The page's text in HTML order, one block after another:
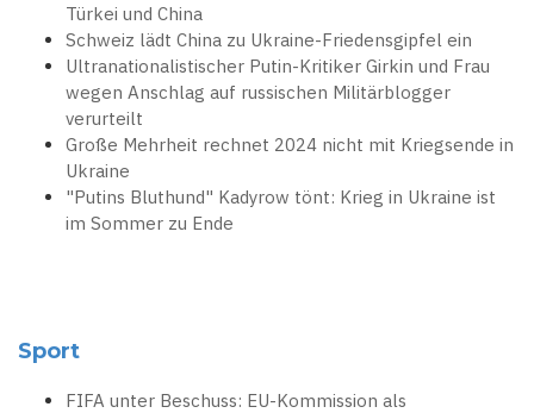
Türkei und China
Schweiz lädt China zu Ukraine-Friedensgipfel ein
Ultranationalistischer Putin-Kritiker Girkin und Frau
wegen Anschlag auf russischen Militärblogger
verurteilt
Große Mehrheit rechnet 2024 nicht mit Kriegsende in
Ukraine
"Putins Bluthund" Kadyrow tönt: Krieg in Ukraine ist
im Sommer zu Ende
Sport
FIFA unter Beschuss: EU-Kommission als